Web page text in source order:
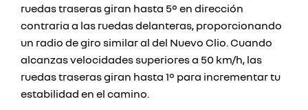
ruedas traseras giran hasta 5° en dirección
contraria a las ruedas delanteras, proporcionando
un radio de giro similar al del Nuevo Clio. Cuando
alcanzas velocidades superiores a 50 km/h, las
ruedas traseras giran hasta 1° para incrementar tu
estabilidad en el camino.